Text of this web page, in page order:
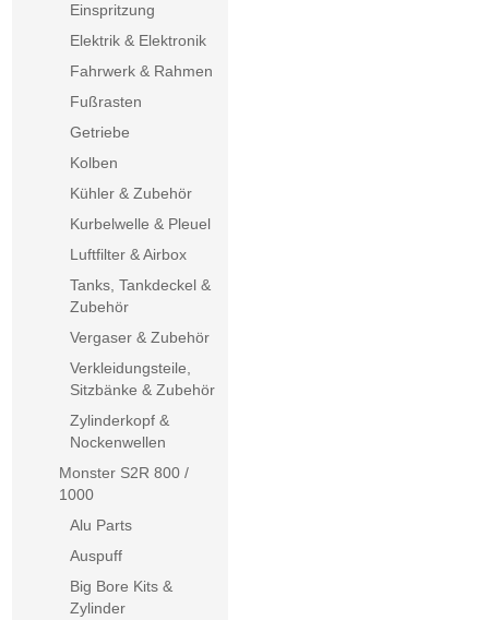
Einspritzung
Elektrik & Elektronik
Fahrwerk & Rahmen
Fußrasten
Getriebe
Kolben
Kühler & Zubehör
Kurbelwelle & Pleuel
Luftfilter & Airbox
Tanks, Tankdeckel &
Zubehör
Vergaser & Zubehör
Verkleidungsteile,
Sitzbänke & Zubehör
Zylinderkopf &
Nockenwellen
Monster S2R 800 /
1000
Alu Parts
Auspuff
Big Bore Kits &
Zylinder